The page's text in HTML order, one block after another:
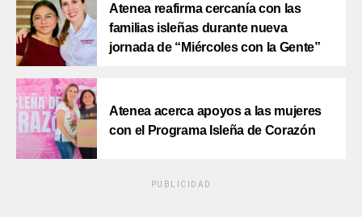
Atenea reafirma cercanía con las
familias isleñas durante nueva
jornada de “Miércoles con la Gente”
Atenea acerca apoyos a las mujeres
con el Programa Isleña de Corazón
PUBLICIDAD